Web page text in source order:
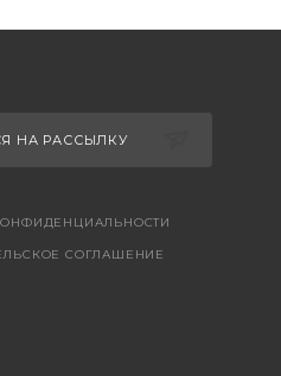
НА РАССЫЛКУ
СОГЛАШЕНИЕ